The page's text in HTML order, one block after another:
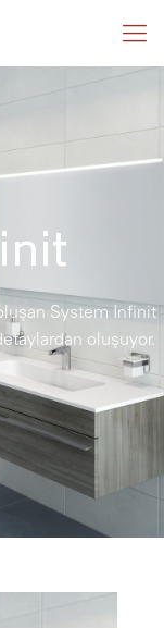
System Infinit
oluşuyor.